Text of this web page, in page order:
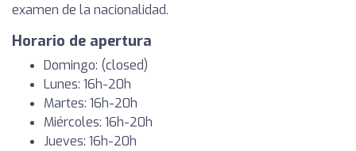
examen de la nacionalidad.
Horario de apertura
Domingo: (closed)
Lunes: 16h-20h
Martes: 16h-20h
Miércoles: 16h-20h
Jueves: 16h-20h